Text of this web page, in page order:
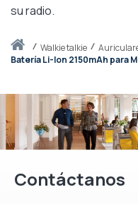
Inicio walkie talkie
Batería Li-Ion 2150mAh para
su radio.
Contáctanos